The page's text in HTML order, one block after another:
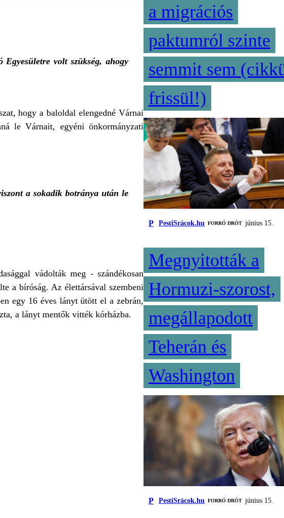
volt szükség, ahogy
hogy a baloldal elengedné Várnai
le Várnait, egyéni önkormányzati
a sokadik botránya után le
vádolták meg - szándékosan
a bíróság. Az élettársával szembeni
egy 16 éves lányt ütött el a zebrán,
a lányt mentők vitték kórházba.
a migrációs
paktumról szinte
semmit sem
frissül!)
P PestiSrácok.hu FORRÓ DRÓT június 15.
Megnyitották a
Hormuzi-szorost,
megállapodott
Teherán és
Washington
P PestiSrácok.hu FORRÓ DRÓT június 15.